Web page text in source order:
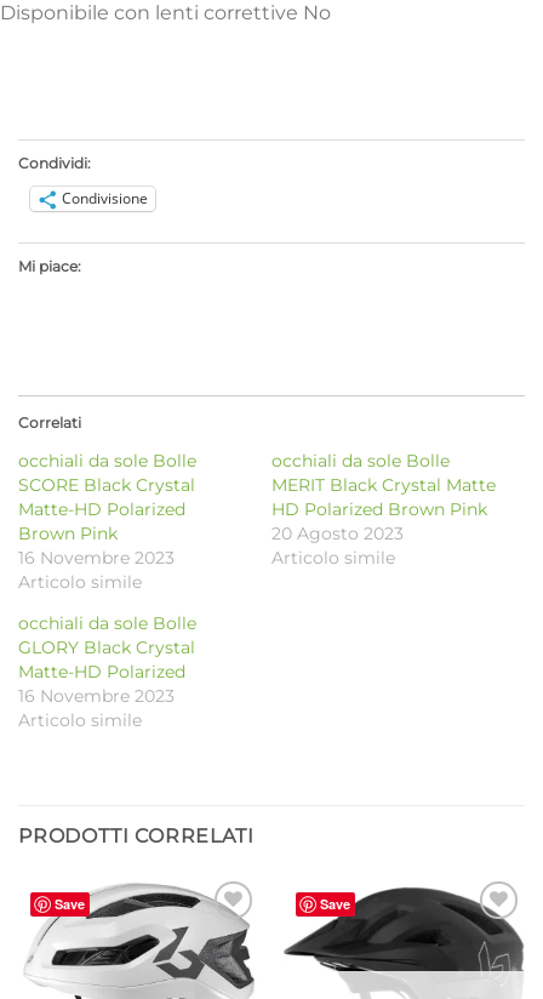
Disponibile con lenti correttive No
Condividi:
Condivisione
Mi piace:
Correlati
occhiali da sole Bolle
SCORE Black Crystal
Matte-HD Polarized
Brown Pink
16 Novembre 2023
Articolo simile
occhiali da sole Bolle
MERIT Black Crystal Matte
HD Polarized Brown Pink
20 Agosto 2023
Articolo simile
occhiali da sole Bolle
GLORY Black Crystal
Matte-HD Polarized
16 Novembre 2023
Articolo simile
PRODOTTI CORRELATI
Save
Aggiungi
alla lista
dei
desideri
Save
Aggiungi
alla lista
dei